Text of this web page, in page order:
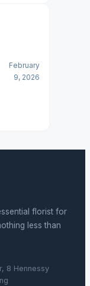
February
9, 2026
florist for
less than
8 Hennessy